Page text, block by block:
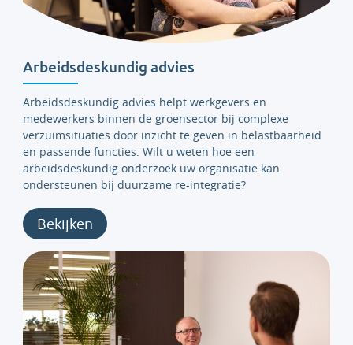
Arbeidsdeskundig advies
Arbeidsdeskundig advies helpt werkgevers en
medewerkers binnen de groensector bij complexe
verzuimsituaties door inzicht te geven in belastbaarheid
en passende functies. Wilt u weten hoe een
arbeidsdeskundig onderzoek uw organisatie kan
ondersteunen bij duurzame re-integratie?
Bekijken